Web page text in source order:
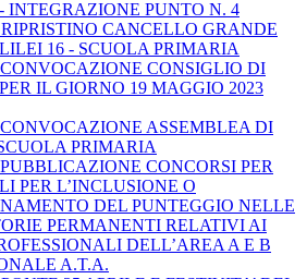
INTEGRAZIONE PUNTO N. 4
RIPRISTINO CANCELLO GRANDE
16 - SCUOLA PRIMARIA
CONVOCAZIONE CONSIGLIO DI
IL GIORNO 19 MAGGIO 2023
CONVOCAZIONE ASSEMBLEA DI
PRIMARIA
CONCORSI PER
PER L’INCLUSIONE O
DEL PUNTEGGIO NELLE
PERMANENTI RELATIVI AI
DELL’AREA A E B
A.T.A.